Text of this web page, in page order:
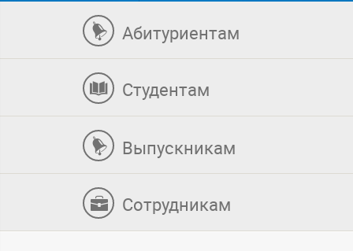
Абитуриентам
Студентам
Выпускникам
Сотрудникам